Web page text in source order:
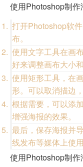
使用Photoshop制作
打开Photoshop软
布。
使用文字工具在画
好来调整画布大小
使用矩形工具，在
形。可以取消描边
根据需要，可以添
增强海报的效果。
最后，保存海报并
线发布等媒体上使用
使用Photoshop制